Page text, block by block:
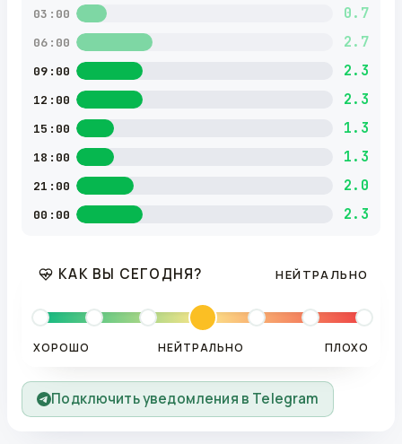
03:00 0.7
06:00 2.7
09:00 2.3
12:00 2.3
15:00 1.3
18:00 1.3
21:00 2.0
00:00 2.3
КАК ВЫ СЕГОДНЯ? НЕЙТРАЛЬНО
ХОРОШО НЕЙТРАЛЬНО ПЛОХО
Подключить уведомления в Telegram